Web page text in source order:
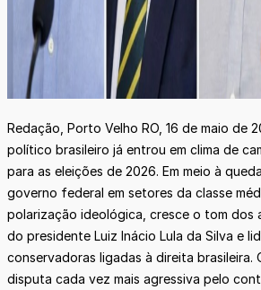
Redação, Porto Velho RO, 16 de maio de
político brasileiro já entrou em clima de
para as eleições de 2026. Em meio à
governo federal em setores da classe
polarização ideológica, cresce o tom dos
do presidente Luiz Inácio Lula da Silva e
conservadoras ligadas à direita brasileira.
disputa cada vez mais agressiva pelo